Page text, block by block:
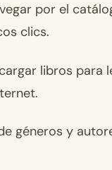
por el
clics.
libros para
géneros y